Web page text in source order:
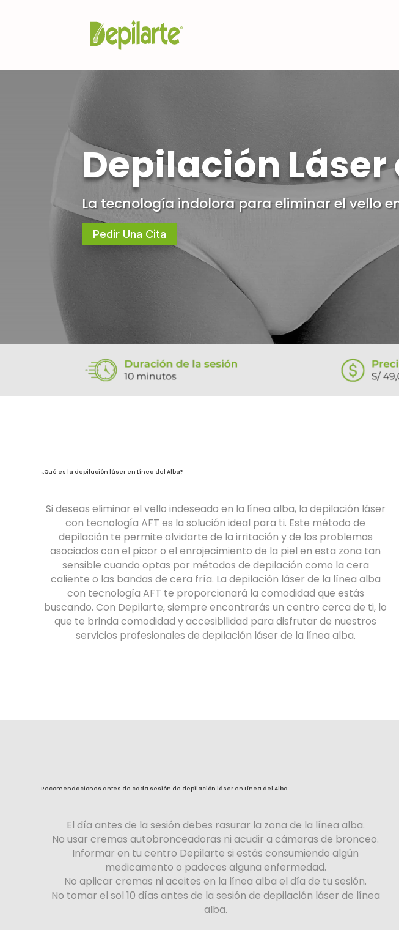
Depilación Láser
La tecnología indolora para eliminar el vello
Pedir Una Cita
¿Qué es la depilación láser en Línea del Alba?
Si deseas eliminar el vello indeseado en la línea alba, la depilación láser
con tecnología AFT es la solución ideal para ti. Este método de
depilación te permite olvidarte de la irritación y de los problemas
asociados con el picor o el enrojecimiento de la piel en esta zona tan
sensible cuando optas por métodos de depilación como la cera
caliente o las bandas de cera fría. La depilación láser de la línea alba
con tecnología AFT te proporcionará la comodidad que estás
buscando. Con Depilarte, siempre encontrarás un centro cerca de ti, lo
que te brinda comodidad y accesibilidad para disfrutar de nuestros
servicios profesionales de depilación láser de la línea alba.
Recomendaciones antes de cada sesión de depilación láser en Línea del Alba
El día antes de la sesión debes rasurar la zona de la línea alba.
No usar cremas autobronceadoras ni acudir a cámaras de bronceo.
Informar en tu centro Depilarte si estás consumiendo algún
medicamento o padeces alguna enfermedad.
No aplicar cremas ni aceites en la línea alba el día de tu sesión.
No tomar el sol 10 días antes de la sesión de depilación láser de línea
alba.